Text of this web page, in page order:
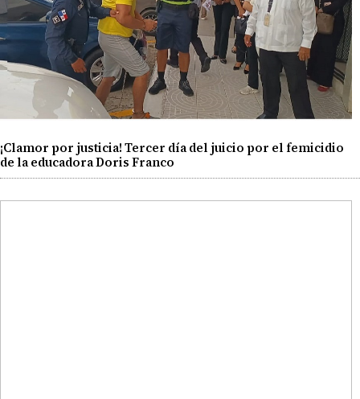
¡Clamor por justicia! Tercer día del juicio por el femicidio
de la educadora Doris Franco